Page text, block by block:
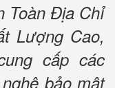
Toàn Địa Chỉ
Lượng Cao,
cấp các
bảo mật